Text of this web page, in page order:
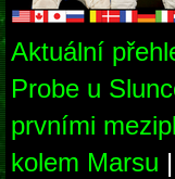
Aktuální
Probe u
prvními
kolem Marsu